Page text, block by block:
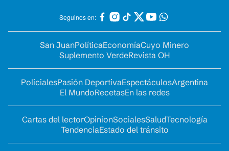
Seguinos en:
San JuanPolíticaEconomíaCuyo Minero
Suplemento VerdeRevista OH
PolicialesPasión DeportivaEspectáculosArgentina
El MundoRecetasEn las redes
Cartas del lectorOpinionSocialesSaludTecnología
TendenciaEstado del tránsito